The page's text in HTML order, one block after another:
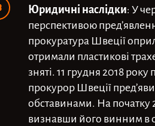
Юридичні наслідки: У
перспективою
прокуратура Швеції
отримали пластикові
зняті. 11 грудня 2018
прокурор Швеції
обставинами. На початку
визнавши його винним в